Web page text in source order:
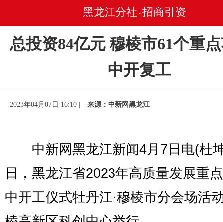
黑龙江分社 • 招商引资
总投资84亿元 穆棱市61个重
中开复工
2023年04月07日 16:10 | 来源：中新网黑龙江
中新网黑龙江新闻4月7日电(杜
日，黑龙江省2023年高质量发展重
中开工仪式牡丹江·穆棱市分会场活